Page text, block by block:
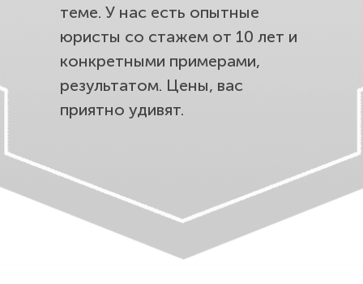
теме. У нас есть опытные
юристы со стажем от 10 лет и
конкретными примерами,
результатом. Цены, вас
приятно удивят.